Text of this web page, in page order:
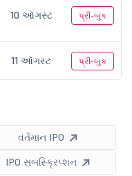
10 ઑગસ્ટ પ્રી-બુક
11 ઑગસ્ટ પ્રી-બુક
વર્તમાન IPO
IPO સબસ્ક્રિપ્શન